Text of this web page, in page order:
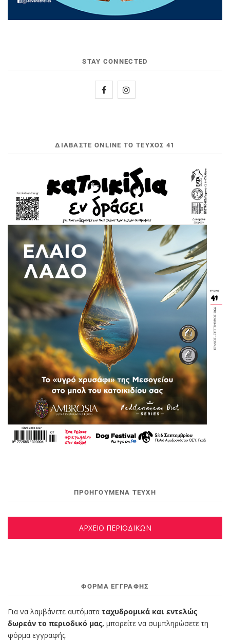
STAY CONNECTED
ΔΙΑΒΆΣΤΕ ONLINE ΤΟ ΤΕΎΧΟΣ 41
ΠΡΟΗΓΟΥΜΕΝΑ ΤΕΥΧΗ
ΑΡΧΕΙΟ ΠΕΡΙΟΔΙΚΩΝ
ΦΌΡΜΑ ΕΓΓΡΑΦΉΣ
Για να λαμβάνετε αυτόματα ταχυδρομικά και εντελώς
δωρεάν το περιοδικό μας, μπορείτε να συμπληρώσετε τη
φόρμα εγγραφής.